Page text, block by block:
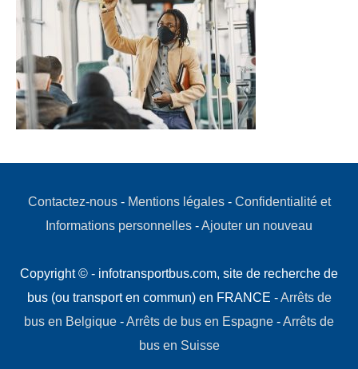
Contactez-nous- Mentions légales- Confidentialité et
Informations personnelles -Ajouter un nouveau
Copyright © - infotransportbus.com, site de recherche de
bus (ou transport en commun) en FRANCE -Arrêts de
bus en Belgique -Arrêts de bus en Espagne -Arrêts de
bus en Suisse